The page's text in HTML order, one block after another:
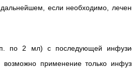
если необходимо,
по 2 мл) с последующей
возможно применение только